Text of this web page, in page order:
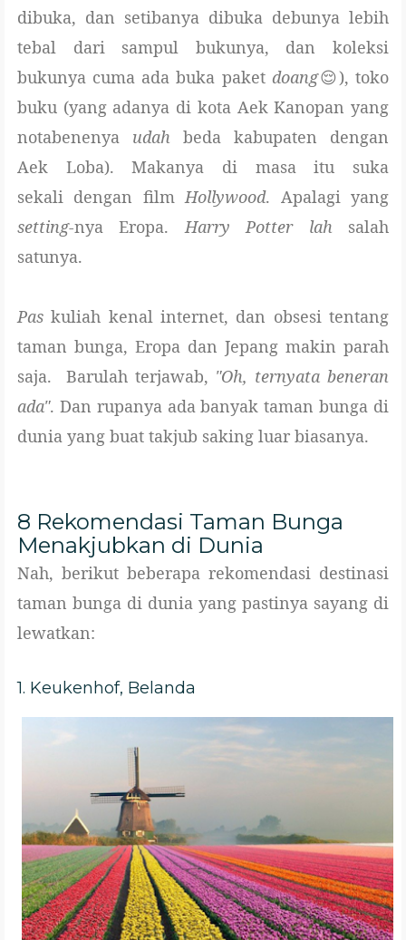
dibuka, dan setibanya dibuka debunya lebih
tebal dari sampul bukunya, dan koleksi
bukunya cuma ada buka paket doang😌), toko
buku (yang adanya di kota Aek Kanopan yang
notabenenya udah beda kabupaten dengan
Aek Loba). Makanya di masa itu suka
sekali dengan film Hollywood. Apalagi yang
setting-nya Eropa. Harry Potter lah salah
satunya.
Pas kuliah kenal internet, dan obsesi tentang
taman bunga, Eropa dan Jepang makin parah
saja. Barulah terjawab, "Oh, ternyata beneran
ada". Dan rupanya ada banyak taman bunga di
dunia yang buat takjub saking luar biasanya.
8 Rekomendasi Taman Bunga
Menakjubkan di Dunia
Nah, berikut beberapa rekomendasi destinasi
taman bunga di dunia yang pastinya sayang di
lewatkan:
1. Keukenhof, Belanda